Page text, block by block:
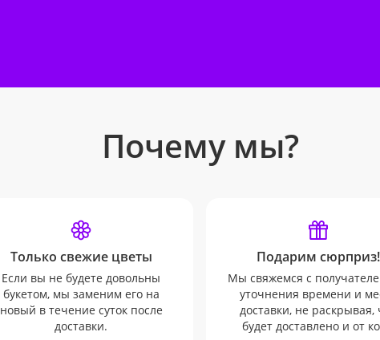
Почему мы?
Только свежие цветы
Если вы не будете довольны
букетом, мы заменим его на
новый в течение суток после
доставки.
Подарим сюрприз!
Мы свяжемся с
уточнения времени и
доставки, не раскрывая,
будет доставлено и от